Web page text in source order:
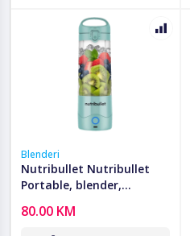
Blenderi
Nutribullet Nutribullet
Portable, blender,
- NBP003LBL
80.00 KM